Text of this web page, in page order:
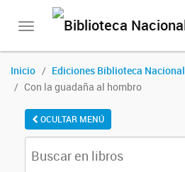
Toggle
Inicio Ediciones Biblioteca Nacional
Con la guadaña al hombro
OCULTAR MENÚ